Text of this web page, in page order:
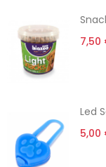
7,50
Led
5,00